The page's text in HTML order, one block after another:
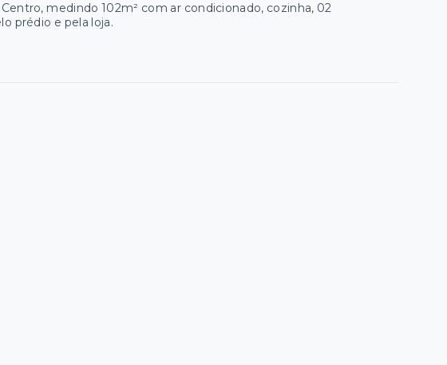
medindo 102m² com ar condicionado, cozinha, 02
prédio e pela loja.